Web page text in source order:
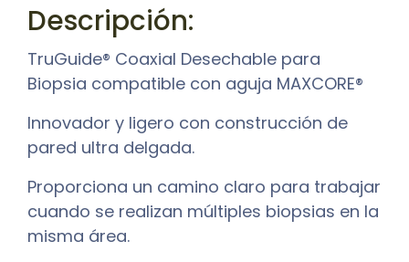
Descripción:
TruGuide® Coaxial Desechable para
Biopsia compatible con aguja MAXCORE®
Innovador y ligero con construcción de
pared ultra delgada.
Proporciona un camino claro para trabajar
cuando se realizan múltiples biopsias en la
misma área.